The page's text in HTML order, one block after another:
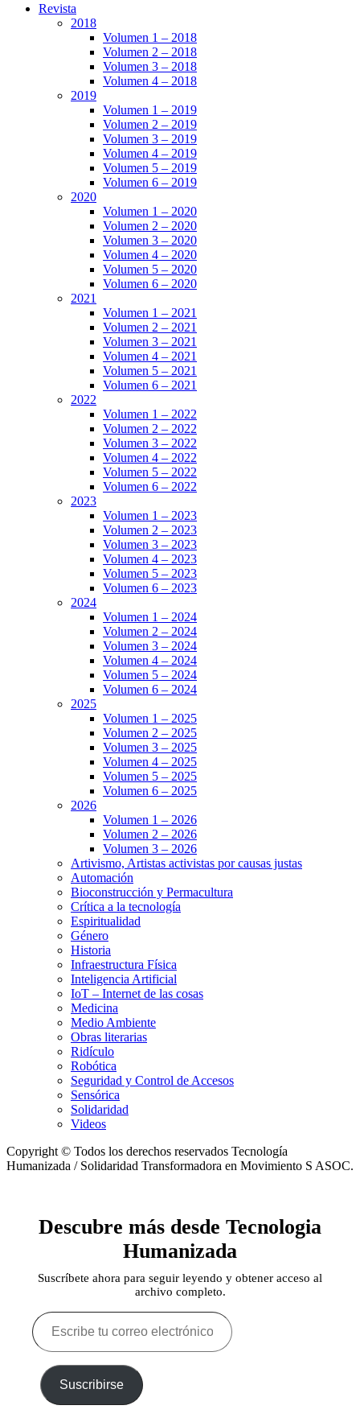
Revista
2018
Volumen 1 – 2018
Volumen 2 – 2018
Volumen 3 – 2018
Volumen 4 – 2018
2019
Volumen 1 – 2019
Volumen 2 – 2019
Volumen 3 – 2019
Volumen 4 – 2019
Volumen 5 – 2019
Volumen 6 – 2019
2020
Volumen 1 – 2020
Volumen 2 – 2020
Volumen 3 – 2020
Volumen 4 – 2020
Volumen 5 – 2020
Volumen 6 – 2020
2021
Volumen 1 – 2021
Volumen 2 – 2021
Volumen 3 – 2021
Volumen 4 – 2021
Volumen 5 – 2021
Volumen 6 – 2021
2022
Volumen 1 – 2022
Volumen 2 – 2022
Volumen 3 – 2022
Volumen 4 – 2022
Volumen 5 – 2022
Volumen 6 – 2022
2023
Volumen 1 – 2023
Volumen 2 – 2023
Volumen 3 – 2023
Volumen 4 – 2023
Volumen 5 – 2023
Volumen 6 – 2023
2024
Volumen 1 – 2024
Volumen 2 – 2024
Volumen 3 – 2024
Volumen 4 – 2024
Volumen 5 – 2024
Volumen 6 – 2024
2025
Volumen 1 – 2025
Volumen 2 – 2025
Volumen 3 – 2025
Volumen 4 – 2025
Volumen 5 – 2025
Volumen 6 – 2025
2026
Volumen 1 – 2026
Volumen 2 – 2026
Volumen 3 – 2026
Artivismo, Artistas activistas por causas justas
Automación
Bioconstrucción y Permacultura
Crítica a la tecnología
Espiritualidad
Género
Historia
Infraestructura Física
Inteligencia Artificial
IoT – Internet de las cosas
Medicina
Medio Ambiente
Obras literarias
Ridículo
Robótica
Seguridad y Control de Accesos
Sensórica
Solidaridad
Videos
Copyright © Todos los derechos reservados Tecnología
Humanizada / Solidaridad Transformadora en Movimiento S ASOC.
Descubre más desde Tecnologia
Humanizada
Suscríbete ahora para seguir leyendo y obtener acceso al
archivo completo.
Escribe
tu
correo
Suscribirse